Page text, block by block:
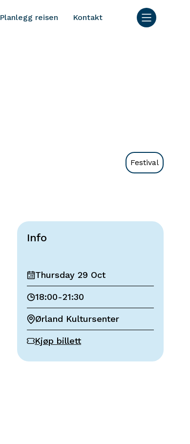
Planlegg reisen Kontakt
Festival
Info
Thursday 29 Oct
18:00-21:30
Ørland Kultursenter
Kjøp billett